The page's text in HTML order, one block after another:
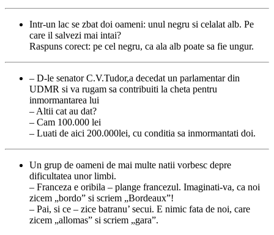
Intr-un lac se zbat doi oameni: unul negru si celalat alb. Pe
care il salvezi mai intai?
Raspuns corect: pe cel negru, ca ala alb poate sa fie ungur.
– D-le senator C.V.Tudor,a decedat un parlamentar din
UDMR si va rugam sa contribuiti la cheta pentru
inmormantarea lui
– Altii cat au dat?
– Cam 100.000 lei
– Luati de aici 200.000lei, cu conditia sa inmormantati doi.
Un grup de oameni de mai multe natii vorbesc depre
dificultatea unor limbi.
– Franceza e oribila – plange francezul. Imaginati-va, ca noi
zicem „bordo” si scriem „Bordeaux”!
– Pai, si ce – zice batranu’ secui. E nimic fata de noi, care
zicem „allomas” si scriem „gara”.